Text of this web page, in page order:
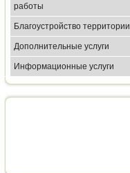
работы
Благоустройство территории
Дополнительные услуги
Информационные услуги